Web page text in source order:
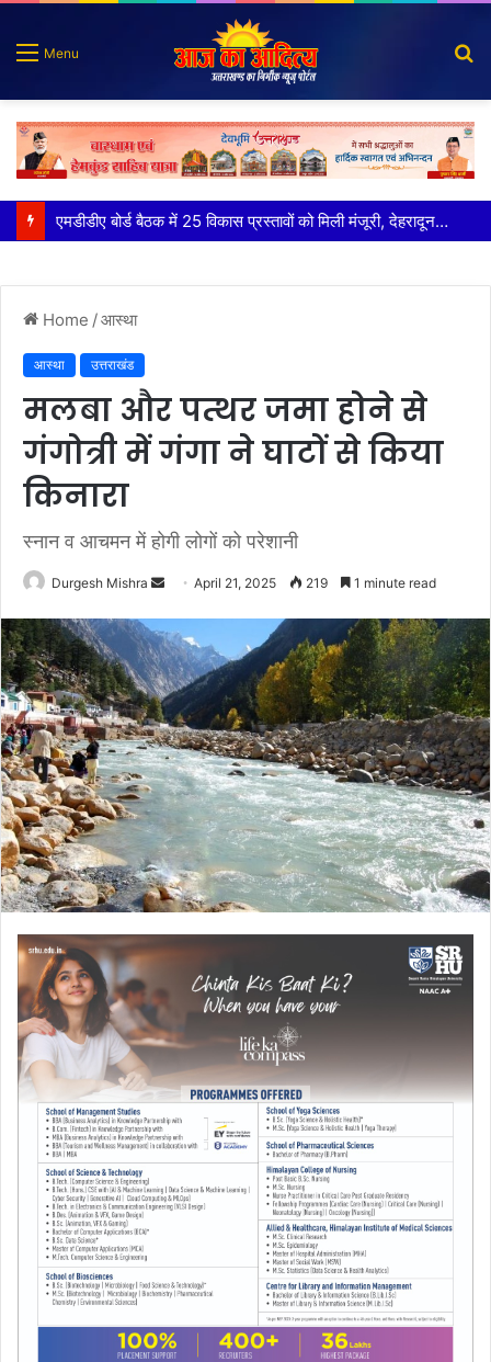
Menu
कृष्णा हाउसकीपिंग के मालिक दीपक जायसवाल विनोद नौटियाल आदि पर मुकदमा दर्ज
Home /आस्था
आस्था उत्तराखंड
मलबा और पत्थर जमा होने से
गंगोत्री में गंगा ने घाटों से किया
किनारा
स्नान व आचमन में होगी लोगों को परेशानी
Durgesh Mishra
Send
email
April 21, 2025 219 1 minute read